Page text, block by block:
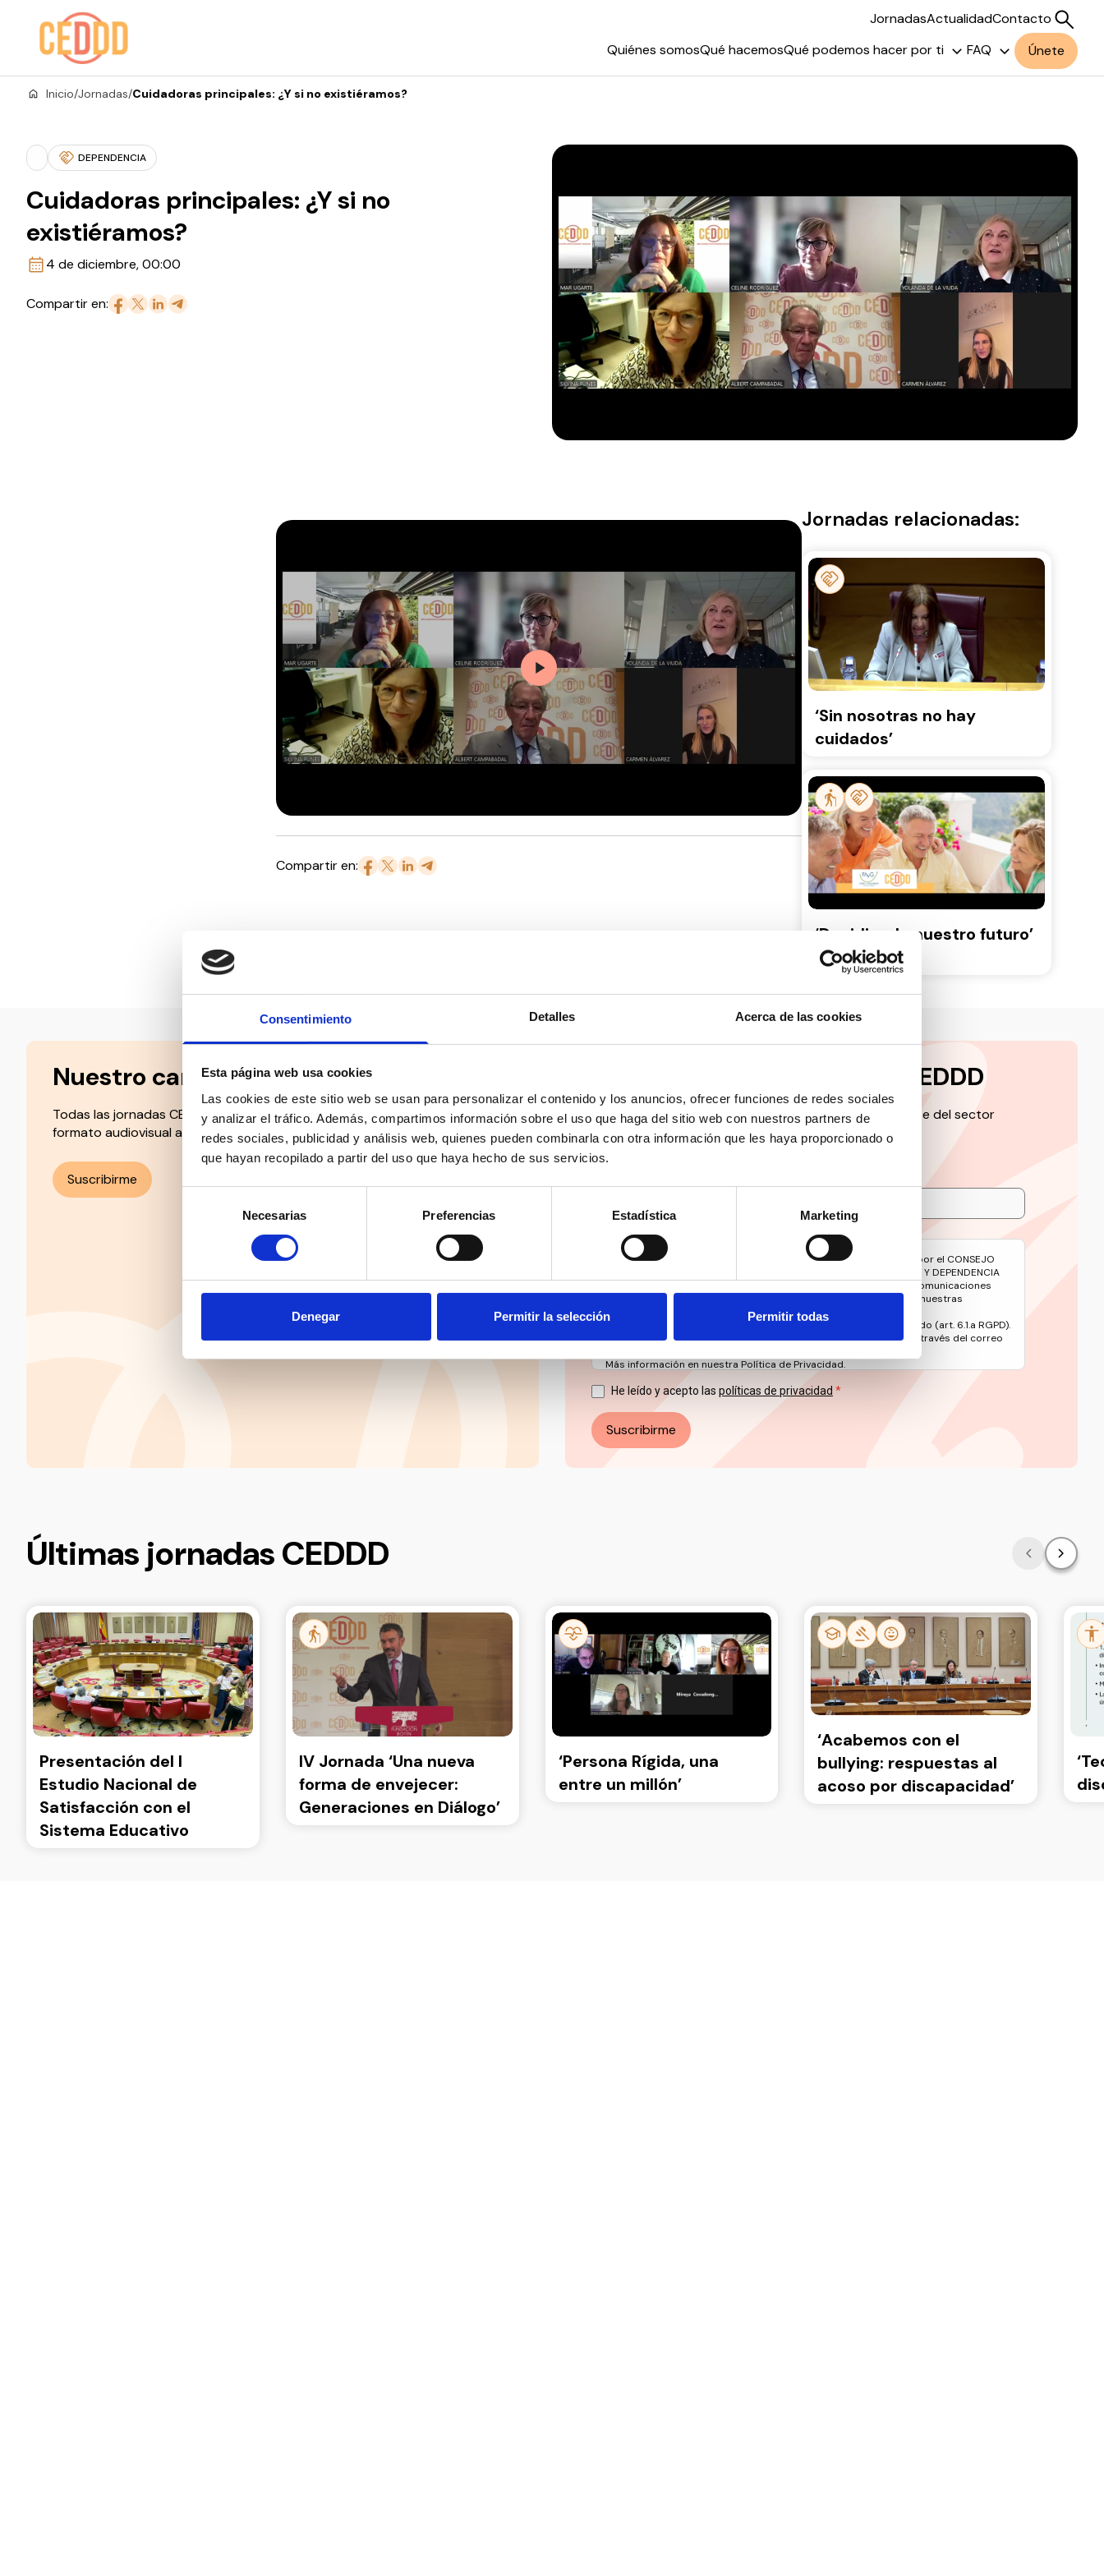
Consentimiento Detalles Acerca de las cookies
Esta página web usa cookies
Las cookies de este sitio web se usan para personalizar el contenido y los anuncios, ofrecer funciones de redes sociales
y analizar el tráfico. Además, compartimos información sobre el uso que haga del sitio web con nuestros partners de
redes sociales, publicidad y análisis web, quienes pueden combinarla con otra información que les haya proporcionado o
que hayan recopilado a partir del uso que haya hecho de sus servicios.
consentimiento
Necesarias Preferencias Estadística Marketing
Denegar Permitir la selección Permitir todas
Saltar al contenido
JornadasActualidadContacto
Quiénes somosQué hacemosQué podemos hacer por ti FAQ Únete
Inicio/Jornadas/Cuidadoras principales: ¿Y si no existiéramos?
DEPENDENCIA
Cuidadoras principales: ¿Y si no
existiéramos?
4 de diciembre, 00:00
Compartir en:
Compartir en:
Jornadas relacionadas:
‘Sin nosotras no hay
cuidados’
‘Decidiendo nuestro futuro’
(Parte II)
Nuestro canal de Youtube
Todas las jornadas CEDDD, el podcast ‘El Rincón Social’ y mucho más en
formato audiovisual a un solo clic.
Suscribirme
Suscríbete a la newsletter CEDDD
Mantente siempre al día de la información más relevante del sector
social en un solo clic.
Los datos facilitados a través de este formulario serán tratados por el CONSEJO
ESPAÑOL PARA LA DEFENSA DE LAS PERSONAS CON DISCAPACIDAD Y DEPENDENCIA
(CEDDD), con la finalidad de gestionar su suscripción y remitirle comunicaciones
informativas, novedades, noticias y contenidos relacionados con nuestras
actividades y servicios.
La base jurídica del tratamiento es el consentimiento del interesado (art. 6.1.a RGPD).
Puede ejercer sus derechos en materia de protección de datos a través del correo
Más información en nuestra Política de Privacidad.
He leído y acepto las políticas de privacidad
Suscribirme
Últimas jornadas CEDDD
Presentación del I
Estudio Nacional de
Satisfacción con el
Sistema Educativo
IV Jornada ‘Una nueva
forma de envejecer:
Generaciones en Diálogo’
‘Persona Rígida, una
entre un millón’
‘Acabemos con el
bullying: respuestas al
acoso por discapacidad’